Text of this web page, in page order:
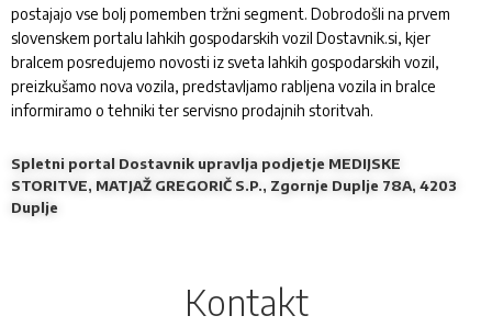
postajajo vse bolj pomemben tržni segment. Dobrodošli na prvem
slovenskem portalu lahkih gospodarskih vozil Dostavnik.si, kjer
bralcem posredujemo novosti iz sveta lahkih gospodarskih vozil,
preizkušamo nova vozila, predstavljamo rabljena vozila in bralce
informiramo o tehniki ter servisno prodajnih storitvah.
Spletni portal Dostavnik upravlja podjetje MEDIJSKE
STORITVE, MATJAŽ GREGORIČ S.P., Zgornje Duplje 78A, 4203
Duplje
Kontakt